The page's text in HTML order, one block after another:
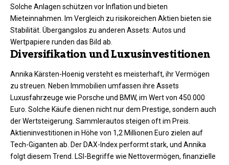
Solche Anlagen schützen vor Inflation und bieten
Mieteinnahmen. Im Vergleich zu risikoreichen Aktien bieten sie
Stabilität. Übergangslos zu anderen Assets: Autos und
Wertpapiere runden das Bild ab.
Diversifikation und Luxusinvestitionen
Annika Kärsten-Hoenig versteht es meisterhaft, ihr Vermögen
zu streuen. Neben Immobilien umfassen ihre Assets
Luxusfahrzeuge wie Porsche und BMW, im Wert von 450.000
Euro. Solche Käufe dienen nicht nur dem Prestige, sondern auch
der Wertsteigerung. Sammlerautos steigen oft im Preis.
Aktieninvestitionen in Höhe von 1,2 Millionen Euro zielen auf
Tech-Giganten ab. Der DAX-Index performt stark, und Annika
folgt diesem Trend. LSI-Begriffe wie Nettovermögen, finanzielle